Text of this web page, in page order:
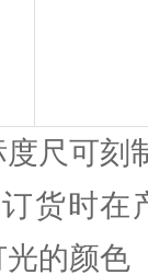
尺可刻
货时在
的颜色